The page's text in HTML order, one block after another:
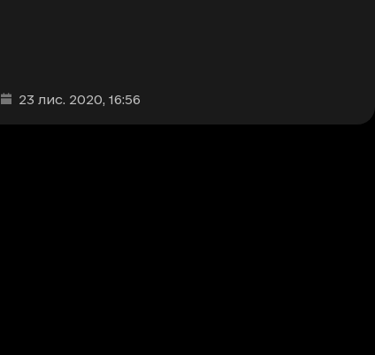
Дата та час публікації
23 лис. 2020, 16:56